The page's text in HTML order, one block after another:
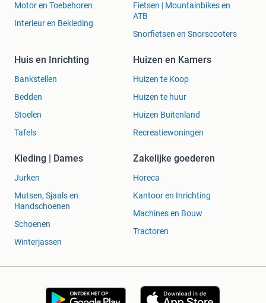
Motor en Toebehoren
Interieur en Bekleding
Fietsen | Mountainbikes en
ATB
Snorfietsen en Snorscooters
Huis en Inrichting
Bankstellen
Bedden
Stoelen
Tafels
Huizen en Kamers
Huizen te Koop
Huizen te huur
Huizen Buitenland
Recreatiewoningen
Kleding | Dames
Jurken
Mutsen, Sjaals en
Handschoenen
Schoenen
Winterjassen
Zakelijke goederen
Horeca
Kantoor en Inrichting
Machines en Bouw
Tractoren